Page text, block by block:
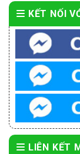
KẾT NỐI
LIÊN KẾT